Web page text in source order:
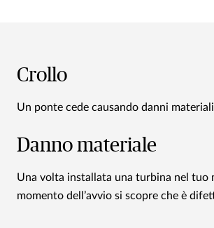
Crollo
Un ponte cede causando danni
Danno materiale
Una volta installata una turbina nel tuo
momento dell’avvio si scopre che è